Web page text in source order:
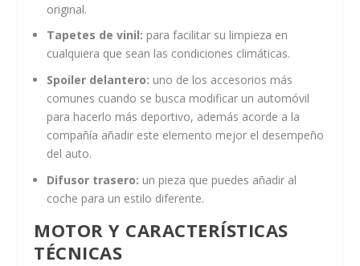
original.
Tapetes de vinil: para facilitar su limpieza en
cualquiera que sean las condiciones climáticas.
Spoiler delantero: uno de los accesorios más
comunes cuando se busca modificar un automóvil
para hacerlo más deportivo, además acorde a la
compañía añadir este elemento mejor el desempeño
del auto.
Difusor trasero: un pieza que puedes añadir al
coche para un estilo diferente.
MOTOR Y CARACTERÍSTICAS
TÉCNICAS